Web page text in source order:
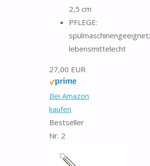
2,5 cm
PFLEGE:
spülmaschinengeeignet;
lebensmittelecht
27,00 EUR
Bei Amazon
kaufen
Bestseller
Nr. 2